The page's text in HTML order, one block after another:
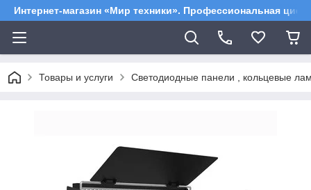
Интернет-магазин «Мир техники». Профессиональная
Товары и услуги Светодиодные панели , кольцевые